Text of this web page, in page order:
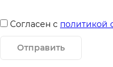
Согласен с политикой
Отправить